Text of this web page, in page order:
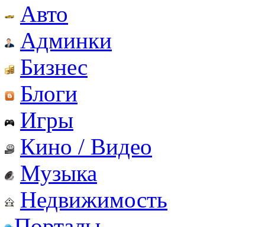
Авто
Админки
Бизнес
Блоги
Игры
Кино / Видео
Музыка
Недвижимость